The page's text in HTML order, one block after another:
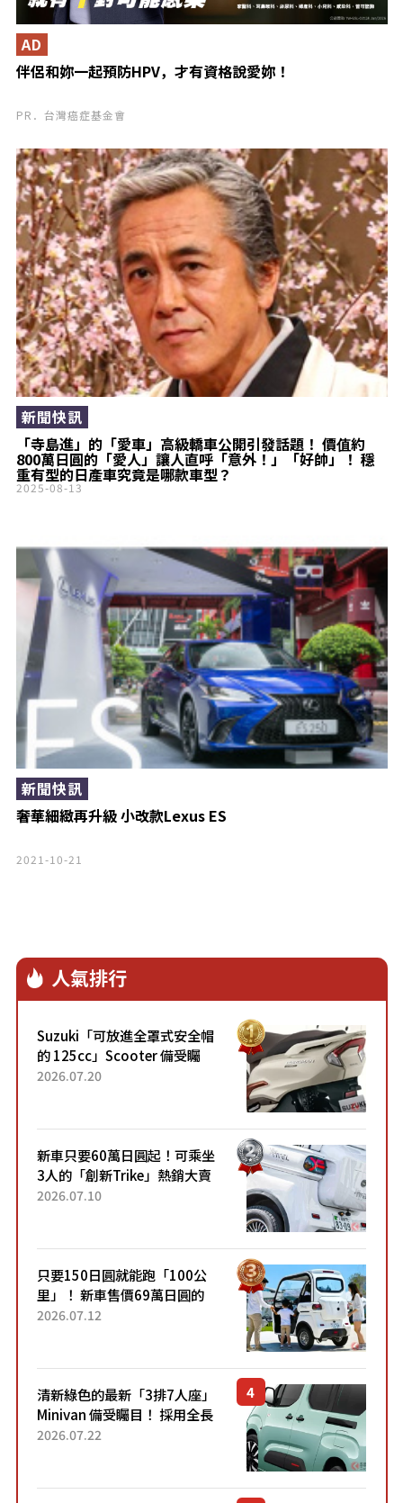
伴侶和妳一起預防HPV，才有資格說愛妳！
AD
PR．台灣癌症基金會
「寺島進」的「愛車」高級轎車公開引發話題！ 價值約
800萬日圓的「愛人」讓人直呼「意外！」「好帥」！ 穩
重有型的日產車究竟是哪款車型？
新聞快訊
2025-08-13
奢華細緻再升級 小改款Lexus ES
新聞快訊
2021-10-21
人氣排行
Suzuki「可放進全罩式安全帽
的 125cc」Scooter 備受矚
目！採用全新流線設計與各項
2026.07.20
新車只要60萬日圓起！可乘坐
3人的「創新Trike」熱銷大賣
成為人氣車款！「養車成本真
2026.07.10
只要150日圓就能跑「100公
里」！ 新車售價69萬日圓的
「3人座」Trike大受歡迎！ 順
2026.07.12
清新綠色的最新「3排7人座」
Minivan 備受矚目！ 採用全長
4.7公尺剛剛好的車身尺寸與
2026.07.22